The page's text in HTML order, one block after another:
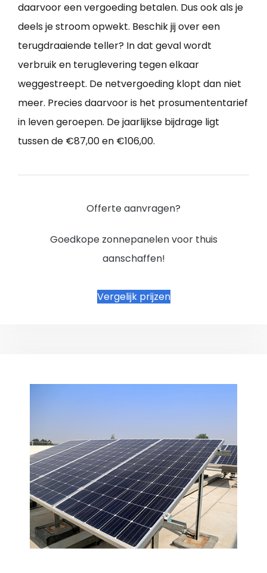
daarvoor een vergoeding betalen. Dus ook als je
deels je stroom opwekt. Beschik jij over een
terugdraaiende teller? In dat geval wordt
verbruik en teruglevering tegen elkaar
weggestreept. De netvergoeding klopt dan niet
meer. Precies daarvoor is het prosumententarief
in leven geroepen. De jaarlijkse bijdrage ligt
tussen de €87,00 en €106,00.
Offerte aanvragen?
Goedkope zonnepanelen voor thuis
aanschaffen!
Vergelijk prijzen